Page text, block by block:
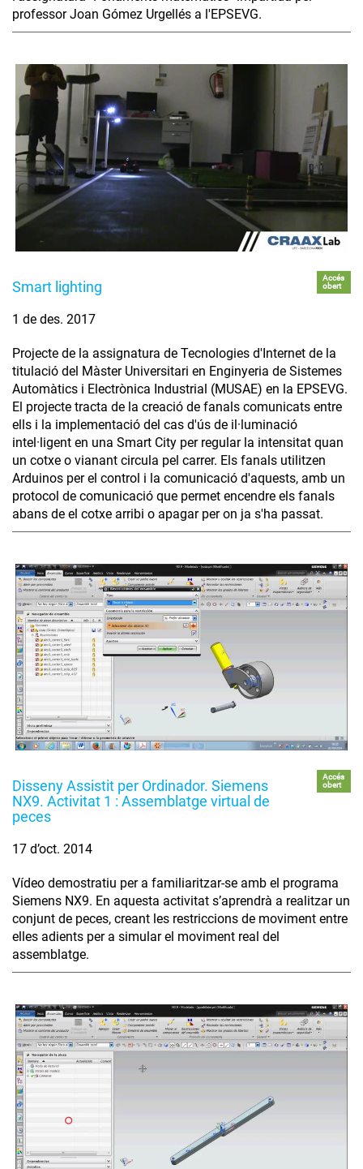
professor Joan Gómez Urgellés a l'EPSEVG.
Smart lighting
Accés
obert
1 de des. 2017
Projecte de la assignatura de Tecnologies d'Internet de la
titulació del Màster Universitari en Enginyeria de Sistemes
Automàtics i Electrònica Industrial (MUSAE) en la EPSEVG.
El projecte tracta de la creació de fanals comunicats entre
ells i la implementació del cas d'ús de il·luminació
intel·ligent en una Smart City per regular la intensitat quan
un cotxe o vianant circula pel carrer. Els fanals utilitzen
Arduinos per el control i la comunicació d'aquests, amb un
protocol de comunicació que permet encendre els fanals
abans de el cotxe arribi o apagar per on ja s'ha passat.
Disseny Assistit per Ordinador. Siemens
NX9. Activitat 1 : Assemblatge virtual de
peces
Accés
obert
17 d’oct. 2014
Vídeo demostratiu per a familiaritzar-se amb el programa
Siemens NX9. En aquesta activitat s’aprendrà a realitzar un
conjunt de peces, creant les restriccions de moviment entre
elles adients per a simular el moviment real del
assemblatge.